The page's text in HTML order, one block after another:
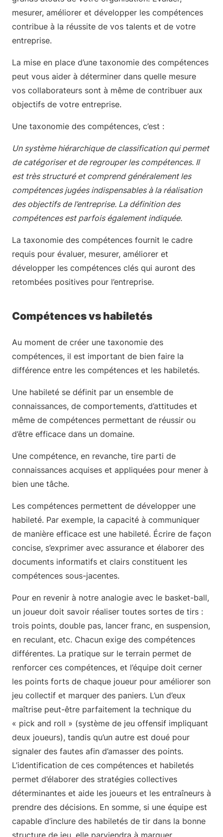
mesurer, améliorer et développer les compétences
contribue à la réussite de vos talents et de votre
entreprise.
La mise en place d’une taxonomie des compétences
peut vous aider à déterminer dans quelle mesure
vos collaborateurs sont à même de contribuer aux
objectifs de votre entreprise.
Une taxonomie des compétences, c’est :
Un système hiérarchique de classification qui permet
de catégoriser et de regrouper les compétences. Il
est très structuré et comprend généralement les
compétences jugées indispensables à la réalisation
des objectifs de l’entreprise. La définition des
compétences est parfois également indiquée.
La taxonomie des compétences fournit le cadre
requis pour évaluer, mesurer, améliorer et
développer les compétences clés qui auront des
retombées positives pour l’entreprise.
Compétences vs habiletés
Au moment de créer une taxonomie des
compétences, il est important de bien faire la
différence entre les compétences et les habiletés.
Une habileté se définit par un ensemble de
connaissances, de comportements, d’attitudes et
même de compétences permettant de réussir ou
d’être efficace dans un domaine.
Une compétence, en revanche, tire parti de
connaissances acquises et appliquées pour mener à
bien une tâche.
Les compétences permettent de développer une
habileté. Par exemple, la capacité à communiquer
de manière efficace est une habileté. Écrire de façon
concise, s’exprimer avec assurance et élaborer des
documents informatifs et clairs constituent les
compétences sous-jacentes.
Pour en revenir à notre analogie avec le basket-ball,
un joueur doit savoir réaliser toutes sortes de tirs :
trois points, double pas, lancer franc, en suspension,
en reculant, etc. Chacun exige des compétences
différentes. La pratique sur le terrain permet de
renforcer ces compétences, et l’équipe doit cerner
les points forts de chaque joueur pour améliorer son
jeu collectif et marquer des paniers. L’un d’eux
maîtrise peut-être parfaitement la technique du
« pick and roll » (système de jeu offensif impliquant
deux joueurs), tandis qu’un autre est doué pour
signaler des fautes afin d’amasser des points.
L’identification de ces compétences et habiletés
permet d’élaborer des stratégies collectives
déterminantes et aide les joueurs et les entraîneurs à
prendre des décisions. En somme, si une équipe est
capable d’inclure des habiletés de tir dans la bonne
structure de jeu, elle parviendra à marquer